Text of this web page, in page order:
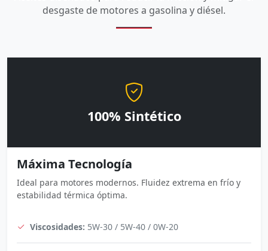
desgaste de motores a gasolina y diésel.
100% Sintético
Máxima Tecnología
Ideal para motores modernos. Fluidez extrema en frío y
estabilidad térmica óptima.
Viscosidades: 5W-30 / 5W-40 / 0W-20